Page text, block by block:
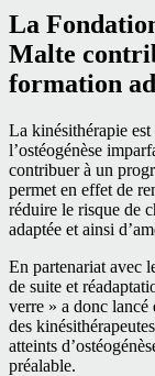
La
Malte
formation
La kinésithérapie
l’ostéogénèse
contribuer à un
permet en effet de
réduire le risque de
adaptée et ainsi
En partenariat avec
de suite et
verre » a donc lancé
des
atteints
préalable.